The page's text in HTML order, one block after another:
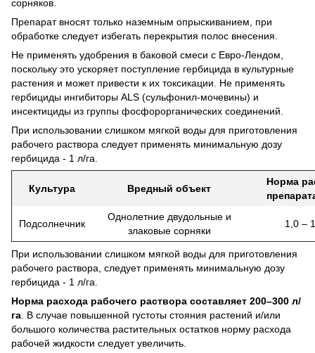
сорняков.
Препарат вносят только наземным опрыскиванием, при
обработке следует избегать перекрытия полос внесения.
Не применять удобрения в баковой смеси с Евро-Лендом,
поскольку это ускоряет поступление гербицида в культурные
растения и может привести к их токсикации. Не применять
гербициды ингибиторы ALS (сульфонил-мочевины) и
инсектициды из группы фосфорорганических соединений.
При использовании слишком мягкой воды для приготовления
рабочего раствора следует применять минимальную дозу
гербицида - 1 л/га.
Культура Вредный объект
Норма
Подсолнечник
Однолетние двудольные и
злаковые сорняки
1,0 –
При использовании слишком мягкой воды для приготовления
рабочего раствора, следует применять минимальную дозу
гербицида - 1 л/га.
Норма расхода рабочего раствора составляет 200–300 л/
га В случае повышенной густоты стояния растений и/или
большого количества растительных остатков норму расхода
рабочей жидкости следует увеличить.